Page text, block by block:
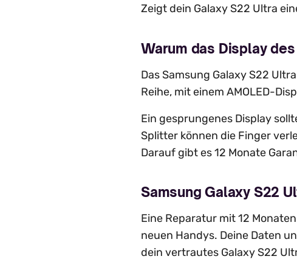
Zeigt dein Galaxy S22 Ultra
Warum das Display
Das Samsung Galaxy S22
Reihe, mit einem AMOLED-
Ein gesprungenes Display
Splitter können die Finger
Darauf gibt es 12 Monate
Samsung Galaxy S22
Eine Reparatur mit 12
neuen Handys. Deine Daten
dein vertrautes Galaxy S22